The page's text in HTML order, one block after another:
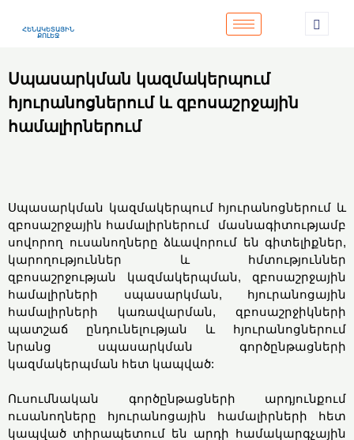
ՀԵՆԱԿԵՏԱՅԻՆ
ՔՈԼԵՋ
Սպասարկման կազմակերպում
հյուրանոցներում և զբոսաշրջային
համալիրներում
Սպասարկման կազմակերպում հյուրանոցներում և
զբոսաշրջային համալիրներում մասնագիտությամբ
սովորող ուսանողները ձևավորում են գիտելիքներ,
կարողություններ և հմտություններ
զբոսաշրջության կազմակերպման, զբոսաշրջային
համալիրների սպասարկման, հյուրանոցային
համալիրների կառավարման, զբոսաշրջիկների
պատշաճ ընդունելության և հյուրանոցներում
նրանց սպասարկման գործընթացների
կազմակերպման հետ կապված:
Ուսումնական գործընթացների արդյունքում
ուսանողները հյուրանոցային համալիրների հետ
կապված տիրապետում են արդի համակարգչային